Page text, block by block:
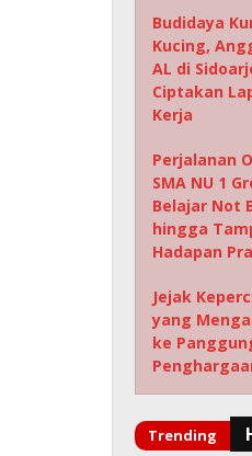
Budidaya
Kucing,
AL di
Ciptakan
Kerja
Perjalanan
SMA NU 1
Belajar Not
hingga
Hadapan
Jejak
yang
ke